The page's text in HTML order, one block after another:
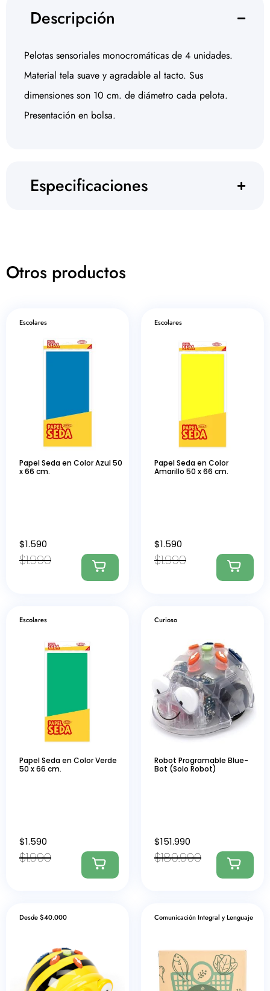
Descripción
Pelotas sensoriales monocromáticas de 4 unidades.
Material tela suave y agradable al tacto. Sus
dimensiones son 10 cm. de diámetro cada pelota.
Presentación en bolsa.
Especificaciones
Otros productos
Escolares
Papel Seda en Color Azul 50
x 66 cm.
$1.990
$1.590
Escolares
Papel Seda en Color
Amarillo 50 x 66 cm.
$1.990
$1.590
Escolares
Papel Seda en Color Verde
50 x 66 cm.
$1.990
$1.590
Curioso
Robot Programable Blue-
Bot (Solo Robot)
$189.990
$151.990
Desde $40.000 Comunicación Integral y Lenguaje